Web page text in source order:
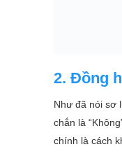
2. Đồng
Như đã nói sơ
chắn là
chính là cách